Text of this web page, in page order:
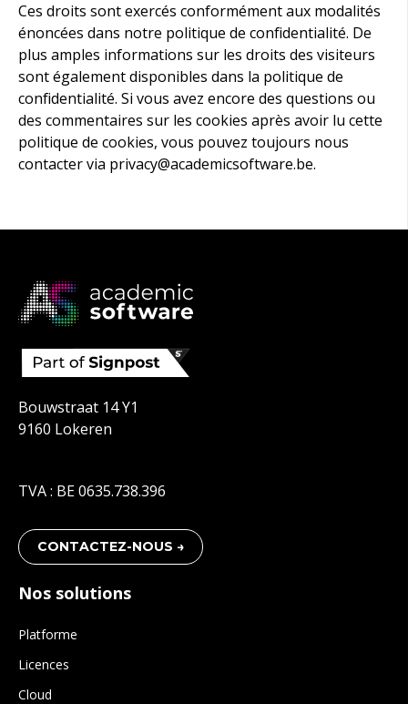
Ces droits sont exercés conformément aux modalités
énoncées dans notre politique de confidentialité. De
plus amples informations sur les droits des visiteurs
sont également disponibles dans la politique de
confidentialité. Si vous avez encore des questions ou
des commentaires sur les cookies après avoir lu cette
politique de cookies, vous pouvez toujours nous
contacter via privacy@academicsoftware.be.
Bouwstraat 14 Y1
9160 Lokeren
TVA : BE 0635.738.396
CONTACTEZ-NOUS →
Nos solutions
Platforme
Licences
Cloud